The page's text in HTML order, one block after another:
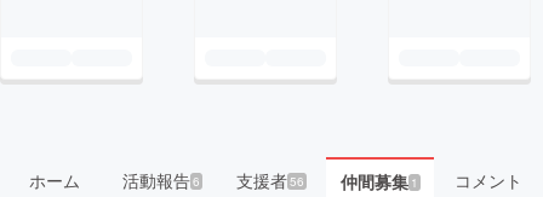
ホーム 活動報告6 支援者56 仲間募集 1 コメント